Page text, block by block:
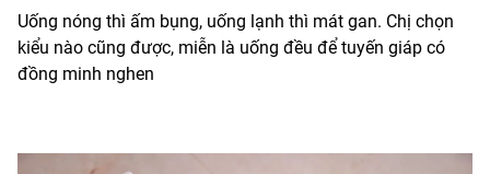
Uống nóng thì ấm bụng, uống lạnh thì mát gan. Chị chọn
kiểu nào cũng được, miễn là uống đều để tuyến giáp có
đồng minh nghen